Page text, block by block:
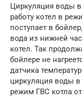
Циркуляция воды в
работу котел в
поступает в
вода из нижней
котел. Так
бойлере не
датчика
циркуляция воды в
режим ГВС котла